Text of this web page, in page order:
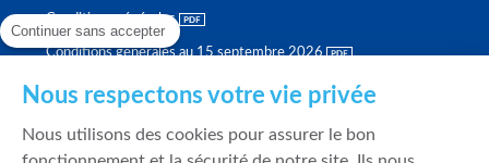
Conditions générales
Conditions générales au 15 septembre 2026
Politique de meilleure sélection
Continuer sans accepter
Nous respectons votre vie privée
Nous utilisons des cookies pour assurer le bon